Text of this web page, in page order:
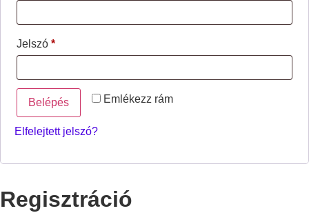
Jelszó *
Emlékezz rám
Belépés
Elfelejtett jelszó?
Regisztráció